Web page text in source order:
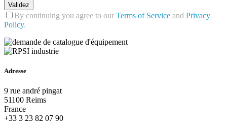
Validez
By continuing you agree to our Terms of Service and Privacy
Policy.
Adresse
9 rue andré pingat
51100 Reims
France
+33 3 23 82 07 90